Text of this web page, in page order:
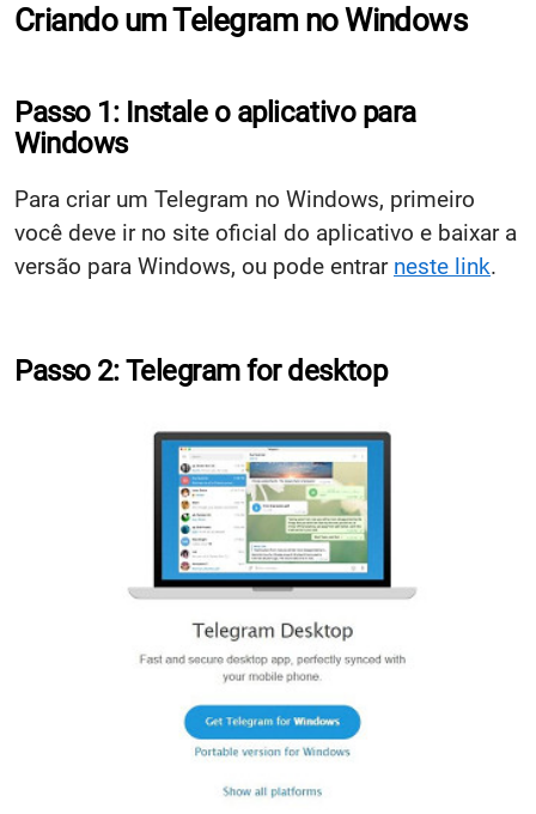
Criando um Telegram no Windows
Passo 1: Instale o aplicativo para
Windows
Para criar um Telegram no Windows, primeiro
você deve ir no site oficial do aplicativo e baixar a
versão para Windows, ou pode entrar neste link.
Passo 2: Telegram for desktop